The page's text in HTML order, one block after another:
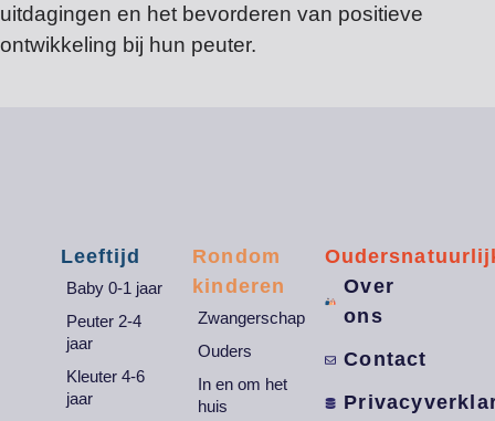
uitdagingen en het bevorderen van positieve
ontwikkeling bij hun peuter.
Leeftijd
Baby 0-1 jaar
Peuter 2-4
jaar
Kleuter 4-6
jaar
Rondom
kinderen
Zwangerschap
Ouders
In en om het
huis
Over
ons
Contact